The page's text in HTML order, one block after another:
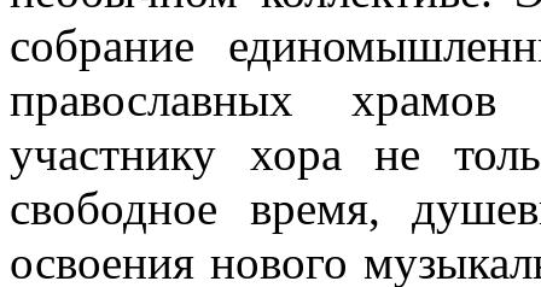
собрание
православных храмов
участнику хора не
свободное время,
освоения нового